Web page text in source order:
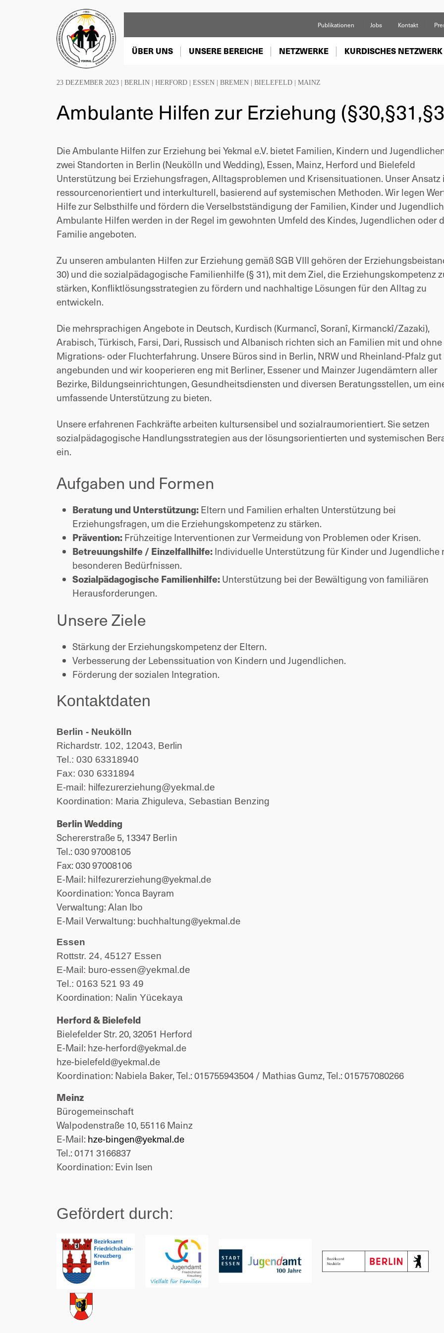
Publikationen Jobs Kontakt
ÜBER UNS UNSERE BEREICHE NETZWERKE KURDISCHES NETZWERK
23 DEZEMBER 2023 | BERLIN HERFORD ESSEN BREMEN BIELEFELD MAINZ
Ambulante Hilfen zur Erziehung
Die Ambulante Hilfen zur Erziehung bei Yekmal e.V. bietet Familien, Kindern und
zwei Standorten in Berlin (Neukölln und Wedding), Essen, Mainz, Herford und Bielefeld
Unterstützung bei Erziehungsfragen, Alltagsproblemen und Krisensituationen. Unser Ansatz
ressourcenorientiert und interkulturell, basierend auf systemischen Methoden. Wir legen
Hilfe zur Selbsthilfe und fördern die Verselbstständigung der Familien, Kinder und
Ambulante Hilfen werden in der Regel im gewohnten Umfeld des Kindes, Jugendlichen oder
Familie angeboten.
Zu unseren ambulanten Hilfen zur Erziehung gemäß SGB VIII gehören der
30) und die sozialpädagogische Familienhilfe (§ 31), mit dem Ziel, die Erziehungskompetenz
stärken, Konfliktlösungsstrategien zu fördern und nachhaltige Lösungen für den Alltag zu
entwickeln.
Die mehrsprachigen Angebote in Deutsch, Kurdisch (Kurmancî, Soranî, Kirmanckî/Zazaki),
Arabisch, Türkisch, Farsi, Dari, Russisch und Albanisch richten sich an Familien mit und ohne
Migrations- oder Fluchterfahrung. Unsere Büros sind in Berlin, NRW und Rheinland-Pfalz gut
angebunden und wir kooperieren eng mit Berliner, Essener und Mainzer Jugendämtern aller
Bezirke, Bildungseinrichtungen, Gesundheitsdiensten und diversen Beratungsstellen, um
umfassende Unterstützung zu bieten.
Unsere erfahrenen Fachkräfte arbeiten kultursensibel und sozialraumorientiert. Sie setzen
sozialpädagogische Handlungsstrategien aus der lösungsorientierten und systemischen
ein.
Aufgaben und Formen
Beratung und Unterstützung:Eltern und Familien erhalten Unterstützung bei
Erziehungsfragen, um die Erziehungskompetenz zu stärken.
Prävention:Frühzeitige Interventionen zur Vermeidung von Problemen oder Krisen.
Betreuungshilfe / Einzelfallhilfe:Individuelle Unterstützung für Kinder und Jugendliche
besonderen Bedürfnissen.
Sozialpädagogische Familienhilfe:Unterstützung bei der Bewältigung von familiären
Herausforderungen.
Unsere Ziele
Stärkung der Erziehungskompetenz der Eltern.
Verbesserung der Lebenssituation von Kindern und Jugendlichen.
Förderung der sozialen Integration.
Kontaktdaten
Berlin - Neukölln
Richardstr. 102, 12043, Berlin
Tel.: 030 63318940
Fax: 030 6331894
E-mail: hilfezurerziehung@yekmal.de
Koordination: Maria Zhiguleva, Sebastian Benzing
Berlin Wedding
Schererstraße 5, 13347 Berlin
Tel.: 030 97008105
Fax: 030 97008106
E-Mail: hilfezurerziehung@yekmal.de
Koordination:Yonca Bayram
Verwaltung: Alan Ibo
E-Mail Verwaltung: buchhaltung@yekmal.de
Essen
Rottstr. 24, 45127 Essen
E-Mail: buro-essen@yekmal.de
Tel.: 0163 521 93 49
Koordination: Nalin Yücekaya
Herford & Bielefeld
Bielefelder Str. 20, 32051 Herford
E-Mail: hze-herford@yekmal.de
hze-bielefeld@yekmal.de
Koordination: Nabiela Baker, Tel.: 015755943504 / Mathias Gumz, Tel.: 015757080266
Meinz
Bürogemeinschaft
Walpodenstraße 10, 55116 Mainz
E-Mail: hze-bingen@yekmal.de
Tel.:0171 3166837
Koordination: Evin Isen
Gefördert durch: